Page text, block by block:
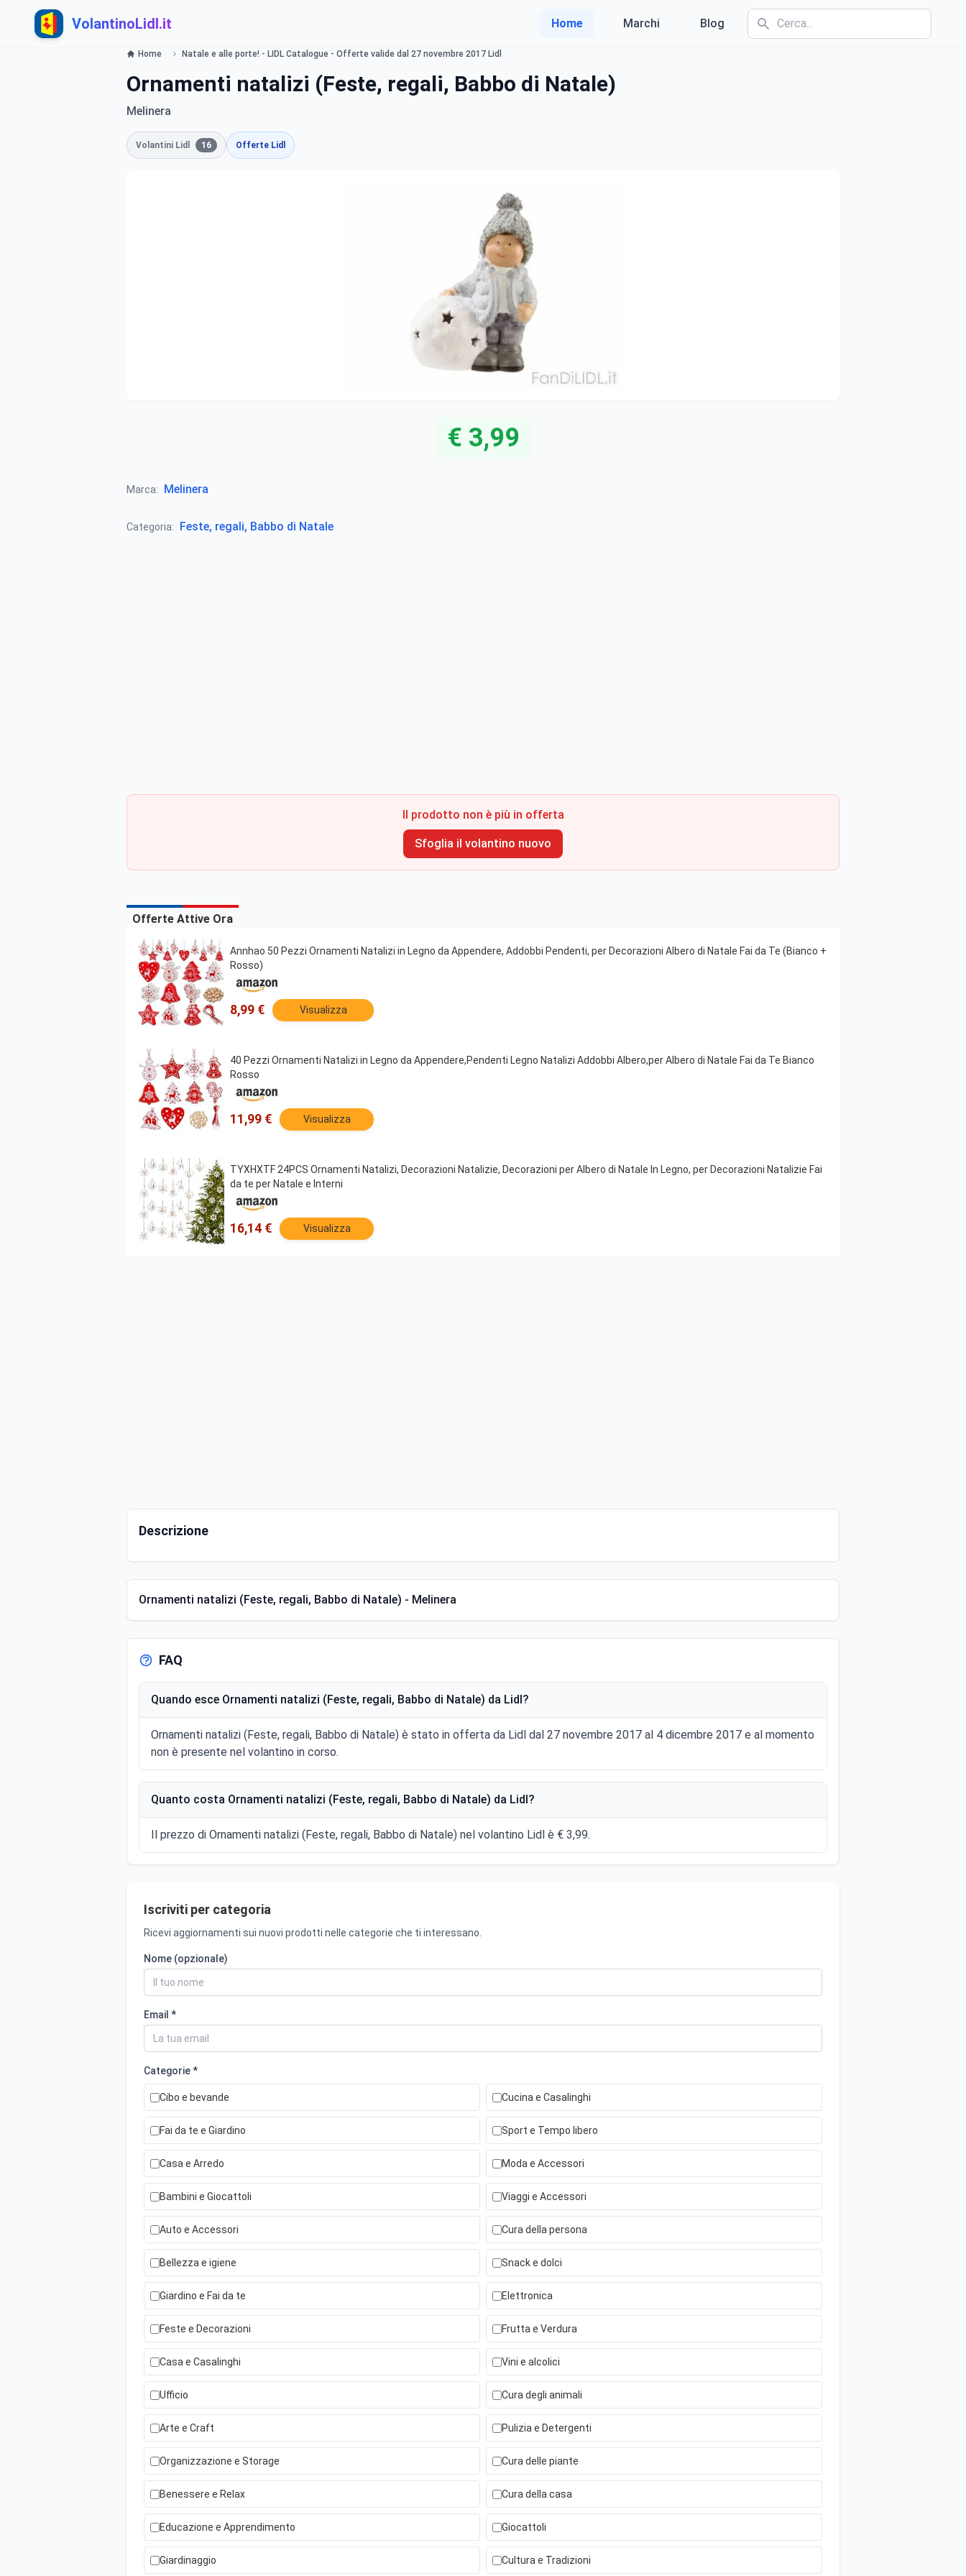
VolantinoLidl.it Home Marchi Blog
Home Natale e alle porte! - LIDL Catalogue - Offerte valide dal 27 novembre 2017 Lidl
Ornamenti natalizi (Feste, regali, Babbo di Natale)
Melinera
Volantini Lidl 16 Offerte Lidl
€ 3,99
Marca: Melinera
Categoria: Feste, regali, Babbo di Natale
Il prodotto non è più in offerta
Sfoglia il volantino nuovo
Offerte Attive Ora
Annhao 50 Pezzi Ornamenti Natalizi in Legno da Appendere, Addobbi Pendenti, per Decorazioni Albero di Natale Fai da Te (Bianco +
Rosso)
8,99 € Visualizza
40 Pezzi Ornamenti Natalizi in Legno da Appendere,Pendenti Legno Natalizi Addobbi Albero,per Albero di Natale Fai da Te Bianco
Rosso
11,99 € Visualizza
TYXHXTF 24PCS Ornamenti Natalizi, Decorazioni Natalizie, Decorazioni per Albero di Natale In Legno, per Decorazioni Natalizie Fai
da te per Natale e Interni
16,14 € Visualizza
Descrizione
Ornamenti natalizi (Feste, regali, Babbo di Natale) - Melinera
FAQ
Quando esce Ornamenti natalizi (Feste, regali, Babbo di Natale) da Lidl?
Ornamenti natalizi (Feste, regali, Babbo di Natale) è stato in offerta da Lidl dal 27 novembre 2017 al 4 dicembre 2017 e al momento
non è presente nel volantino in corso.
Quanto costa Ornamenti natalizi (Feste, regali, Babbo di Natale) da Lidl?
Il prezzo di Ornamenti natalizi (Feste, regali, Babbo di Natale) nel volantino Lidl è € 3,99.
Iscriviti per categoria
Ricevi aggiornamenti sui nuovi prodotti nelle categorie che ti interessano.
Nome (opzionale)
Email *
Categorie *
Cibo e bevande Cucina e Casalinghi
Fai da te e Giardino Sport e Tempo libero
Casa e Arredo Moda e Accessori
Bambini e Giocattoli Viaggi e Accessori
Auto e Accessori Cura della persona
Bellezza e igiene Snack e dolci
Giardino e Fai da te Elettronica
Feste e Decorazioni Frutta e Verdura
Casa e Casalinghi Vini e alcolici
Ufficio Cura degli animali
Arte e Craft Pulizia e Detergenti
Organizzazione e Storage Cura delle piante
Benessere e Relax Cura della casa
Educazione e Apprendimento Giocattoli
Giardinaggio Cultura e Tradizioni